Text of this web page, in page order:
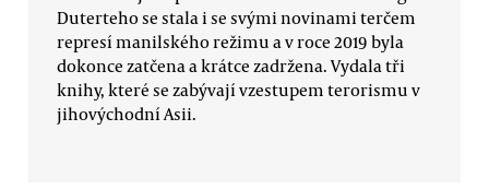
Duterteho se stala i se svými novinami terčem
represí manilského režimu a v roce 2019 byla
dokonce zatčena a krátce zadržena. Vydala tři
knihy, které se zabývají vzestupem terorismu v
jihovýchodní Asii.